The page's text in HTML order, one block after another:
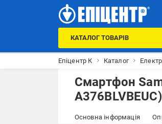
КАТАЛОГ ТОВАРІВ
Епіцентр К Каталог
Смартфон
A376BLVBEUC)
Основна інформація